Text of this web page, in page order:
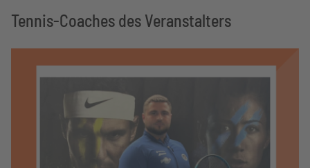
Tennis-Coaches des Veranstalters